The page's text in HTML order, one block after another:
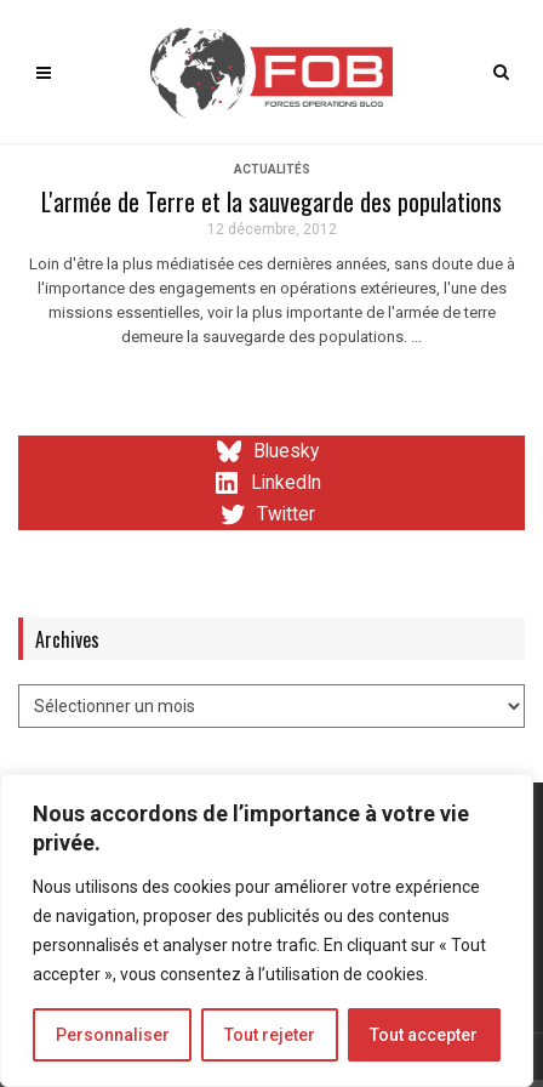
Nous accordons de l’importance à votre vie
privée.
Nous utilisons des cookies pour améliorer votre expérience
de navigation, proposer des publicités ou des contenus
personnalisés et analyser notre trafic. En cliquant sur « Tout
accepter », vous consentez à l’utilisation de cookies.
Personnaliser Tout rejeter Tout accepter
ACTUALITÉS
L'armée de Terre et la sauvegarde des populations
12 décembre, 2012
Loin d'être la plus médiatisée ces dernières années, sans doute due à
l'importance des engagements en opérations extérieures, l'une des
missions essentielles, voir la plus importante de l'armée de terre
demeure la sauvegarde des populations. ...
Bluesky
LinkedIn
Twitter
Archives
Mentions légales-Politique de confidentialité
Bluesky
LinkedIn
Twitter
© Forces Operations Blog - 2022